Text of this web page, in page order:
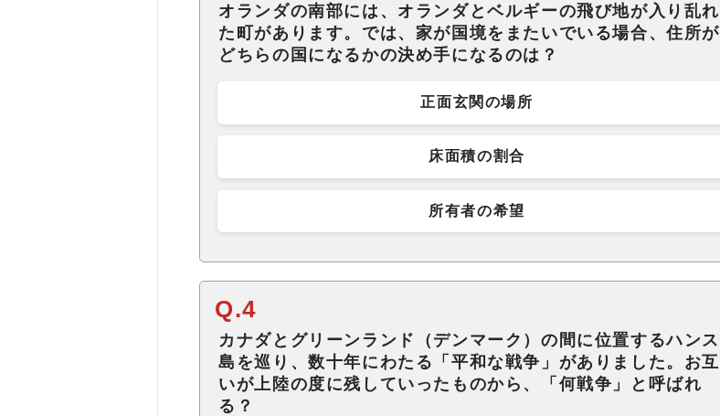
オランダの南部には、オランダとベルギーの飛び地が入り乱れ
た町があります。では、家が国境をまたいでいる場合、住所が
どちらの国になるかの決め手になるのは？
正面玄関の場所
床面積の割合
所有者の希望
Q.4
カナダとグリーンランド（デンマーク）の間に位置するハンス
島を巡り、数十年にわたる「平和な戦争」がありました。お互
いが上陸の度に残していったものから、「何戦争」と呼ばれ
る？